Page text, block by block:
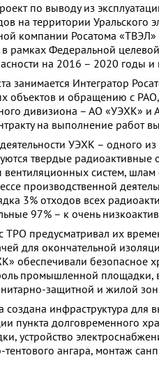
по выводу из
на территории Уральского
компании Росатома «ТВЭЛ»
рамках Федеральной
на 2016 – 2020 годы
занимается Интегратор
объектов и обращению с
дивизиона – АО «УЭХК»
на выполнение работ
УЭХК – одного
твердые
систем, шлам
производственной
3% отходов всех
97% – к очень
предусматривал их
для окончательной
обеспечивали безопасное
промышленной площадки,
защитной и жилой
инфраструктура для
пункта долговременного
устройство
ангара, монтаж